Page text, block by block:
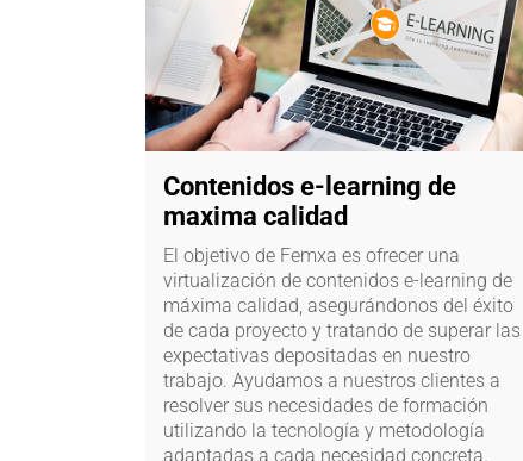
Contenidos e-learning de
maxima calidad
El objetivo de Femxa es ofrecer una
virtualización de contenidos e-learning de
máxima calidad, asegurándonos del éxito
de cada proyecto y tratando de superar las
expectativas depositadas en nuestro
trabajo. Ayudamos a nuestros clientes a
resolver sus necesidades de formación
utilizando la tecnología y metodología
adaptadas a cada necesidad concreta.